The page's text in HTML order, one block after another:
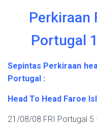
Perkiraan
Portugal
Sepintas Perkiraan
Portugal :
Head To Head Faroe
21/08/08 FRI Portugal 5